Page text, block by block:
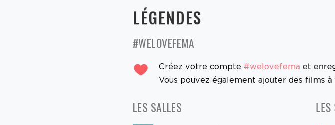
LÉGENDES
#WELOVEFEMA
Créez votre compte #welovefema et
Vous pouvez également ajouter des films
LES SALLES LES